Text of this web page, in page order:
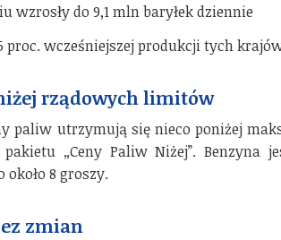
wzrosły do 9,1 mln baryłek dziennie
proc. wcześniejszej produkcji tych
rządowych limitów
paliw utrzymują się nieco poniżej
„Ceny Paliw Niżej”.
około 8 groszy.
zmian